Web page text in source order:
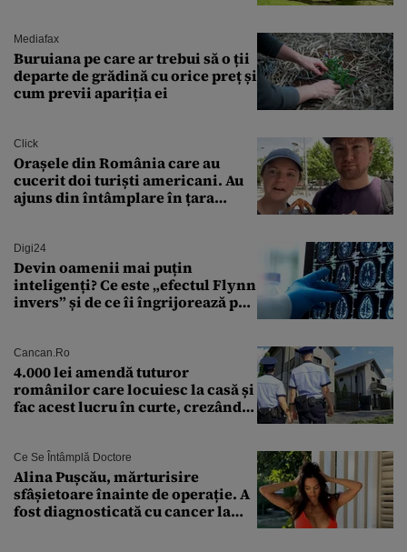
Mediafax
Buruiana pe care ar trebui să o ții
departe de grădină cu orice preț și
cum previi apariția ei
Click
Orașele din România care au
cucerit doi turiști americani. Au
ajuns din întâmplare în țara
Digi24
Devin oamenii mai puțin
inteligenți? Ce este „efectul Flynn
invers” și de ce îi îngrijorează pe
Cancan.ro
4.000 lei amendă tuturor
românilor care locuiesc la casă și
fac acest lucru în curte, crezând
Ce Se Întâmplă Doctore
Alina Pușcău, mărturisire
sfâșietoare înainte de operație. A
fost diagnosticată cu cancer la